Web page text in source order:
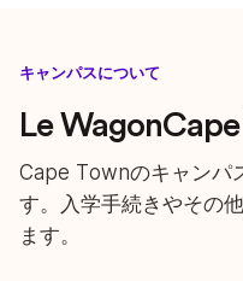
キャンパスについて
Le
Cape Townのキャンパ
す。入学手続きやその
ます。